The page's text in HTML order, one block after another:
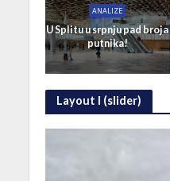
ANALIZE
U Splitu u srpnju pad broja
putnika!
Layout I (slider)